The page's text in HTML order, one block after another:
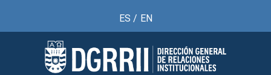
ES / EN